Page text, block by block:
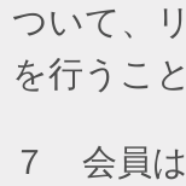
ついて、
を行うこ
７ 会員